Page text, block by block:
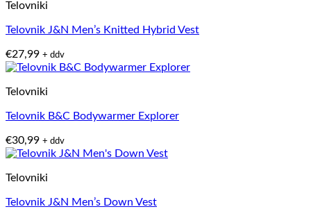
Telovniki
Telovnik J&N Men’s Knitted Hybrid Vest
€27,99 + ddv
Telovniki
Telovnik B&C Bodywarmer Explorer
€30,99 + ddv
Telovniki
Telovnik J&N Men’s Down Vest